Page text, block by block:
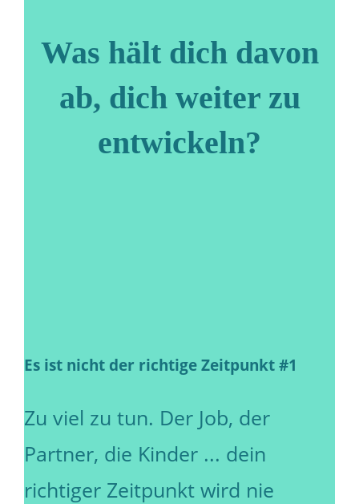
Was hält dich davon
ab, dich weiter zu
entwickeln?
Es ist nicht der richtige Zeitpunkt #1
Zu viel zu tun. Der Job, der
Partner, die Kinder ... dein
richtiger Zeitpunkt wird nie